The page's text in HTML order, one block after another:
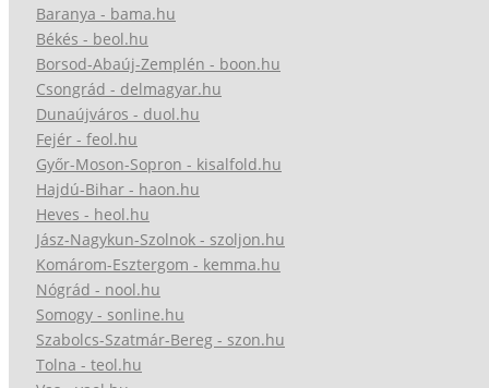
Baranya - bama.hu
Békés - beol.hu
Borsod-Abaúj-Zemplén - boon.hu
Csongrád - delmagyar.hu
Dunaújváros - duol.hu
Fejér - feol.hu
Győr-Moson-Sopron - kisalfold.hu
Hajdú-Bihar - haon.hu
Heves - heol.hu
Jász-Nagykun-Szolnok - szoljon.hu
Komárom-Esztergom - kemma.hu
Nógrád - nool.hu
Somogy - sonline.hu
Szabolcs-Szatmár-Bereg - szon.hu
Tolna - teol.hu